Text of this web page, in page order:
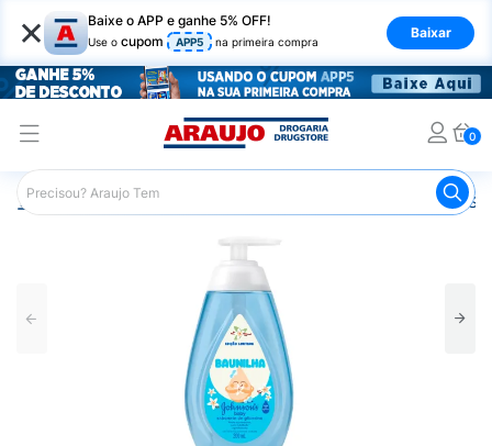
× Baixe o APP e ganhe 5% OFF!
Use o cupom APP5 na primeira compra
Baixar
0
Araujo Infantil Sabonete Infantil